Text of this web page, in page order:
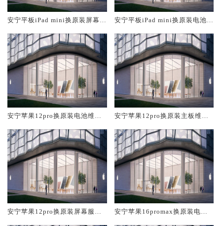
安宁平板iPad mini换原装屏幕服
安宁平板iPad mini换原装电池维
安宁苹果12pro换原装电池维修
安宁苹果12pro换原装主板维修
安宁苹果12pro换原装屏幕服务
安宁苹果16promax换原装电池